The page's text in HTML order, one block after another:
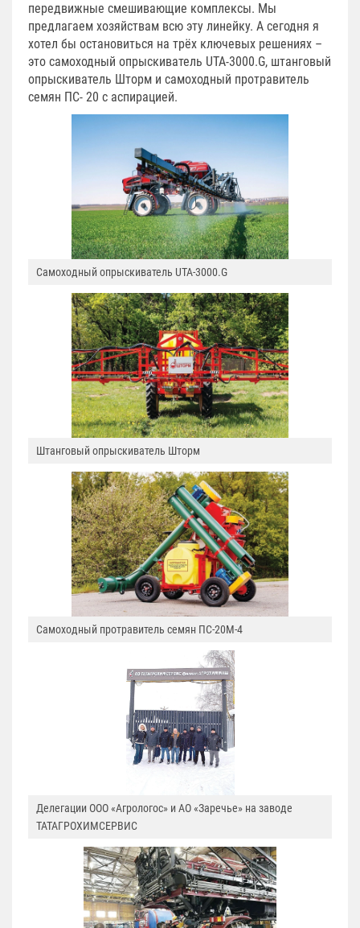
передвижные смешивающие комплексы. Мы
предлагаем хозяйствам всю эту линейку. А сегодня я
хотел бы остановиться на трёх ключевых решениях –
это самоходный опрыскиватель UTA-3000.G, штанговый
опрыскиватель Шторм и самоходный протравитель
семян ПС- 20 с аспирацией.
Самоходный опрыскиватель UTA-3000.G
Штанговый опрыскиватель Шторм
Самоходный протравитель семян ПС-20М-4
Делегации ООО «Агрологос» и АО «Заречье» на заводе
ТАТАГРОХИМСЕРВИС